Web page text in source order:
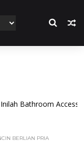
Accessories
BERLIAN PRIA